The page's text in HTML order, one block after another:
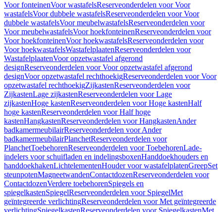
Voor fonteinenVoor wastafelsReserveonderdelen voor Voor
wastafelsVoor dubbele wastafelsReserveonderdelen voor Voor
dubbele wastafelsVoor meubelwastafelsReserveonderdelen voor
Voor meubelwastafelsVoor hoekfonteinenReserveonderdelen voor
Voor hoekfonteinenVoor hoekwastafelsReserveonderdelen voor
Voor hoekwastafelsWastafelplaatenReserveonderdelen voor
WastafelplaatenVoor opzetwastafel afgerond
designReserveonderdelen voor Voor opzetwastafel afgerond
designVoor opzetwastafel rechthoekigReserveonderdelen voor Voor
opzetwastafel rechthoekigZijkastenReserveonderdelen voor
ZijkastenLage zijkastenReserveonderdelen voor Lage
zijkastenHoge kastenReserveonderdelen voor Hoge kastenHalf
hoge kastenReserveonderdelen voor Half hoge
kastenHangkastenReserveonderdelen voor HangkastenAnder
badkamermeubilairReserveonderdelen voor Ander
badkamermeubilairPlanchetReserveonderdelen voor
PlanchetToebehorenReserveonderdelen voor ToebehorenLade-
indelers voor schuifladen en indelingsboxenHanddoekhouders en
handdoekhakenLichtelementenHouder voor wastafelplatenGreepSet
steunpotenMagneetwandenContactdozenReserveonderdelen voor
ContactdozenVerdere toebehorenSpiegels en
spiegelkastenSpiegelReserveonderdelen voor SpiegelMet
geïntegreerde verlichtingReserveonderdelen voor Met geïntegreerde
verlichtingSpiegelkastenReserveonderdelen voor SpiegelkastenMet